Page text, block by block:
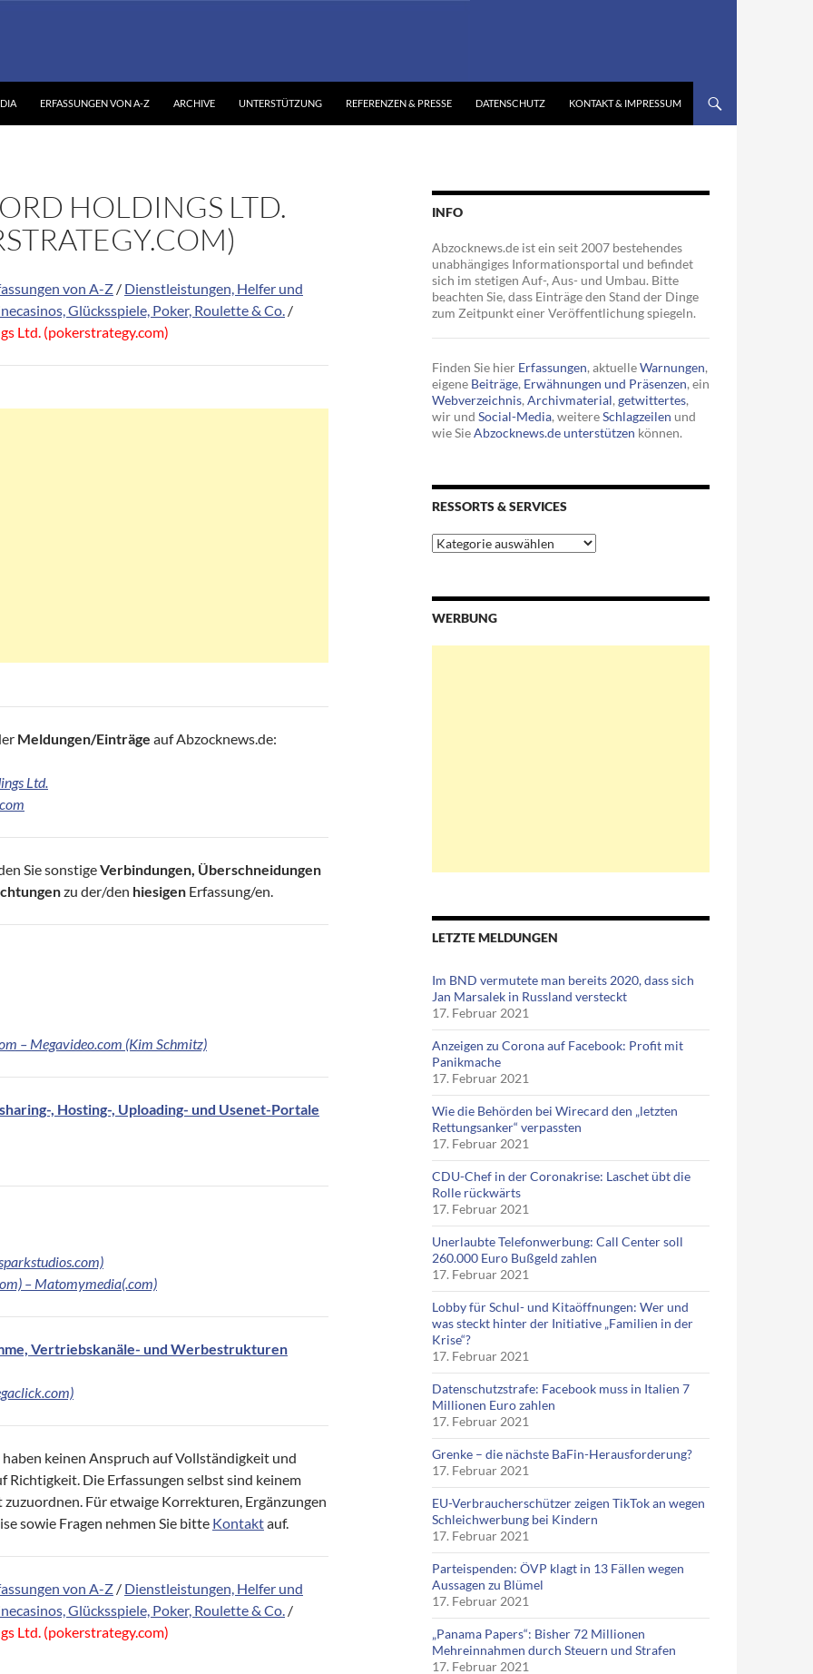
ERFASSUNGEN VON A-Z ARCHIVE UNTERSTÜTZUNG REFERENZEN & PRESSE DATENSCHUTZ KONTAKT & IMPRESSUM
HOLDINGS LTD.
von A-Z / Dienstleistungen, Helfer und
Glücksspiele, Poker, Roulette & Co. /
Ltd. (pokerstrategy.com)
Meldungen/Einträge auf Abzocknews.de:
Ltd.
Sie sonstigeVerbindungen, Überschneidungen
zu der/den hiesigen Erfassung/en.
– Megavideo.com (Kim Schmitz)
, Hosting-, Uploading- und Usenet-Portale
– Matomymedia(.com)
Vertriebskanäle- und Werbestrukturen
haben keinen Anspruch auf Vollständigkeit und
Richtigkeit. Die Erfassungen selbst sind keinem
Für etwaige Korrekturen, Ergänzungen
sowie Fragen nehmen Sie bitte Kontaktauf.
von A-Z / Dienstleistungen, Helfer und
Glücksspiele, Poker, Roulette & Co. /
Ltd. (pokerstrategy.com)
INFO
Abzocknews.de ist ein seit 2007 bestehendes
unabhängiges Informationsportal und befindet
sich im stetigen Auf-, Aus- und Umbau. Bitte
beachten Sie, dass Einträge den Stand der Dinge
zum Zeitpunkt einer Veröffentlichung spiegeln.
Finden Sie hier Erfassungen, aktuelleWarnungen,
eigene Beiträge, Erwähnungen und Präsenzen, ein
Webverzeichnis, Archivmaterial, getwittertes,
wir und Social-Media, weitereSchlagzeilen und
wie SieAbzocknews.de unterstützen können.
RESSORTS & SERVICES
Ressorts
&
WERBUNG
LETZTE MELDUNGEN
Im BND vermutete man bereits 2020, dass sich
Jan Marsalek in Russland versteckt
17. Februar 2021
Anzeigen zu Corona auf Facebook: Profit mit
Panikmache
17. Februar 2021
Wie die Behörden bei Wirecard den „letzten
Rettungsanker“ verpassten
17. Februar 2021
CDU-Chef in der Coronakrise: Laschet übt die
Rolle rückwärts
17. Februar 2021
Unerlaubte Telefonwerbung: Call Center soll
260.000 Euro Bußgeld zahlen
17. Februar 2021
Lobby für Schul- und Kitaöffnungen: Wer und
was steckt hinter der Initiative „Familien in der
Krise“?
17. Februar 2021
Datenschutzstrafe: Facebook muss in Italien 7
Millionen Euro zahlen
17. Februar 2021
Grenke – die nächste BaFin-Herausforderung?
17. Februar 2021
EU-Verbraucherschützer zeigen TikTok an wegen
Schleichwerbung bei Kindern
17. Februar 2021
Parteispenden: ÖVP klagt in 13 Fällen wegen
Aussagen zu Blümel
17. Februar 2021
„Panama Papers“: Bisher 72 Millionen
Mehreinnahmen durch Steuern und Strafen
17. Februar 2021